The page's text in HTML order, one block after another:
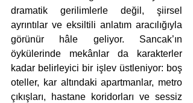
dramatik gerilimlerle değil, şiirsel
ayrıntılar ve eksiltili anlatım aracılığıyla
görünür hâle geliyor. Sancak’ın
öykülerinde mekânlar da karakterler
kadar belirleyici bir işlev üstleniyor: boş
oteller, kar altındaki apartmanlar, metro
çıkışları, hastane koridorları ve sessiz